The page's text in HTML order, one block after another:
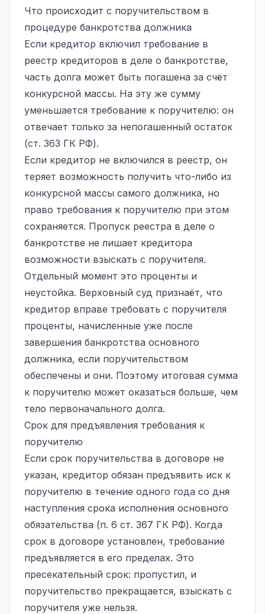
Что происходит с поручительством в
процедуре банкротства должника
Если кредитор включил требование в
реестр кредиторов в деле о банкротстве,
часть долга может быть погашена за счёт
конкурсной массы. На эту же сумму
уменьшается требование к поручителю: он
отвечает только за непогашенный остаток
(ст. 363 ГК РФ).
Если кредитор не включился в реестр, он
теряет возможность получить что-либо из
конкурсной массы самого должника, но
право требования к поручителю при этом
сохраняется. Пропуск реестра в деле о
банкротстве не лишает кредитора
возможности взыскать с поручителя.
Отдельный момент это проценты и
неустойка. Верховный суд признаёт, что
кредитор вправе требовать с поручителя
проценты, начисленные уже после
завершения банкротства основного
должника, если поручительством
обеспечены и они. Поэтому итоговая сумма
к поручителю может оказаться больше, чем
тело первоначального долга.
Срок для предъявления требования к
поручителю
Если срок поручительства в договоре не
указан, кредитор обязан предъявить иск к
поручителю в течение одного года со дня
наступления срока исполнения основного
обязательства (п. 6 ст. 367 ГК РФ). Когда
срок в договоре установлен, требование
предъявляется в его пределах. Это
пресекательный срок: пропустил, и
поручительство прекращается, взыскать с
поручителя уже нельзя.